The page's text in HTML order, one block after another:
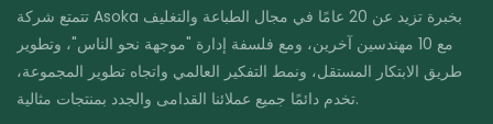
تتمتع شركة Asoka بخبرة تزيد عن 20 عامًا في مجال الطباعة والتغليف
مع 10 مهندسين آخرين، ومع فلسفة إدارة "موجهة نحو الناس"، وتطوير
طريق الابتكار المستقل، ونمط التفكير العالمي واتجاه تطوير المجموعة،
تخدم دائمًا جميع عملائنا القدامى والجدد بمنتجات مثالية.